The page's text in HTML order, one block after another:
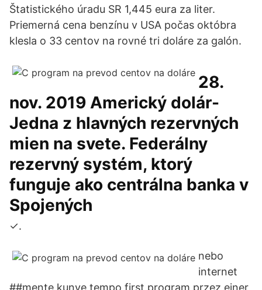
Štatistického úradu SR 1,445 eura za liter.
Priemerná cena benzínu v USA počas októbra
klesla o 33 centov na rovné tri doláre za galón.
28.
nov. 2019 Americký dolár-
Jedna z hlavných rezervných
mien na svete. Federálny
rezervný systém, ktorý
funguje ako centrálna banka v
Spojených
✓.
nebo
internet
##mente kunye tempo first program przez einer